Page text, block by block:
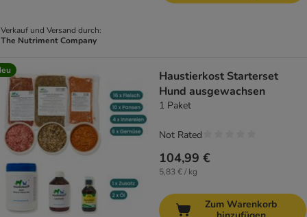
Verkauf und Versand durch:
The Nutriment Company
Haustierkost Starterset
Hund ausgewachsen
1 Paket
104,99 €
5,83 € / kg
Not Rated
Zum Warenkorb